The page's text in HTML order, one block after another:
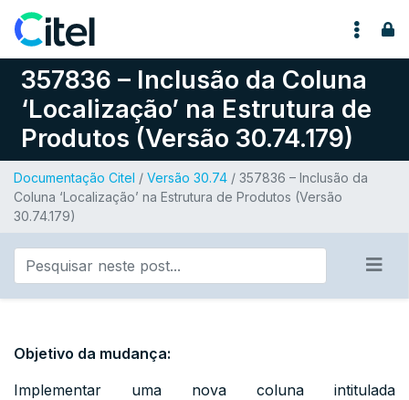
Pular para o conteúdo
357836 – Inclusão da Coluna
‘Localização’ na Estrutura de
Produtos (Versão 30.74.179)
Documentação Citel / Versão 30.74 / 357836 – Inclusão da
Coluna ‘Localização’ na Estrutura de Produtos (Versão
30.74.179)
Objetivo da mudança:
Implementar uma nova coluna intitulada